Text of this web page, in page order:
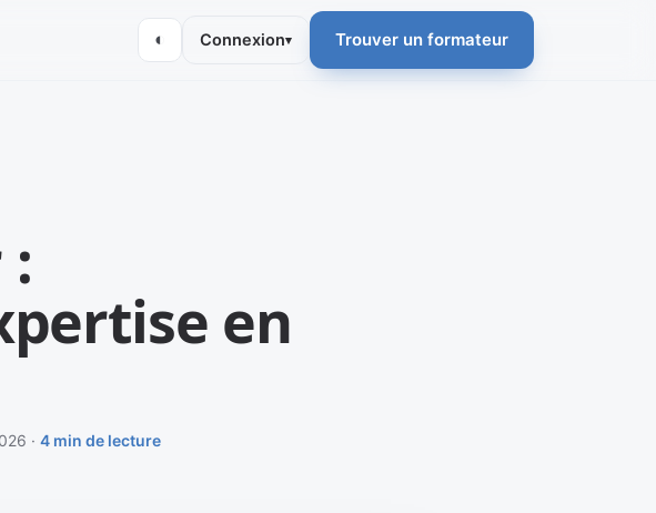
◐ Connexion▾ Trouver un formateur
en
· 4 min de lecture